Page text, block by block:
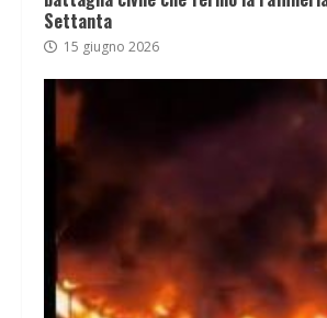
Settanta
15 giugno 2026